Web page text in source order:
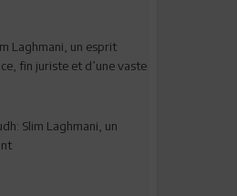
Laghmani, un esprit
fin juriste et d’une vaste
Slim Laghmani, un